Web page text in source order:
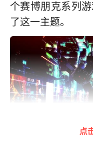
个赛博朋克系列
了这一主题。
点